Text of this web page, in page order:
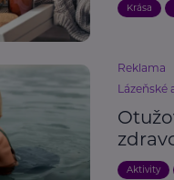
Krása
Reklama
Lázeňské
Aktivity